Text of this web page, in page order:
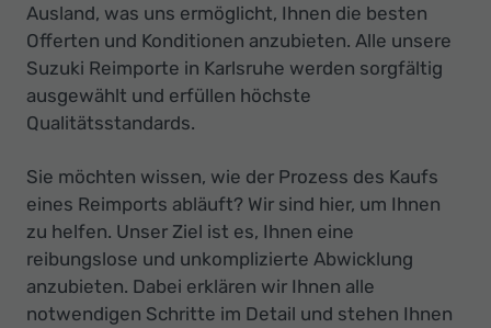
Ausland, was uns ermöglicht, Ihnen die besten
Offerten und Konditionen anzubieten. Alle unsere
Suzuki Reimporte in Karlsruhe werden sorgfältig
ausgewählt und erfüllen höchste
Qualitätsstandards.
Sie möchten wissen, wie der Prozess des Kaufs
eines Reimports abläuft? Wir sind hier, um Ihnen
zu helfen. Unser Ziel ist es, Ihnen eine
reibungslose und unkomplizierte Abwicklung
anzubieten. Dabei erklären wir Ihnen alle
notwendigen Schritte im Detail und stehen Ihnen